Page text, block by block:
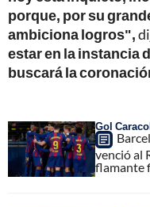
porque, por su
ambiciona logros",
estar en la instancia
buscará la
Gol
venció al
flamante